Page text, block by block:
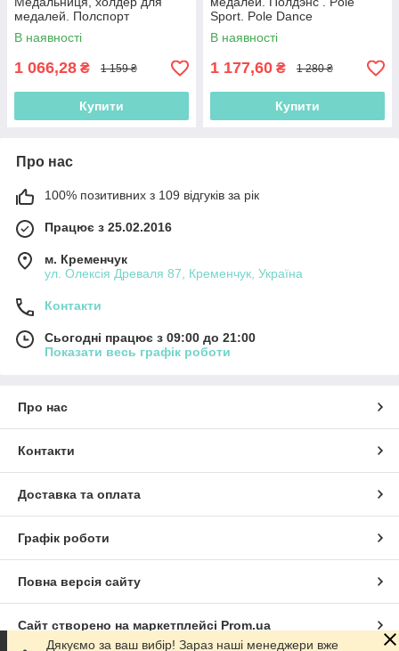
медалей. Полспорт
В наявності
1 066,28 ₴ 1 159 ₴
Купити
Sport. Pole Dance
В наявності
1 177,60 ₴ 1 280 ₴
Купити
Про нас
100% позитивних з 109 відгуків за рік
Працює з 25.02.2016
м. Кременчук
ул. Олексія Древаля 87, Кременчук, Україна
Контакти
Сьогодні працює з 09:00 до 21:00
Показати весь графік роботи
Про нас
Контакти
Доставка та оплата
Графік роботи
Повна версія сайту
Сайт створено на маркетплейсі Prom.ua
Дякуємо за ваш вибір! Зараз наші менеджери вже